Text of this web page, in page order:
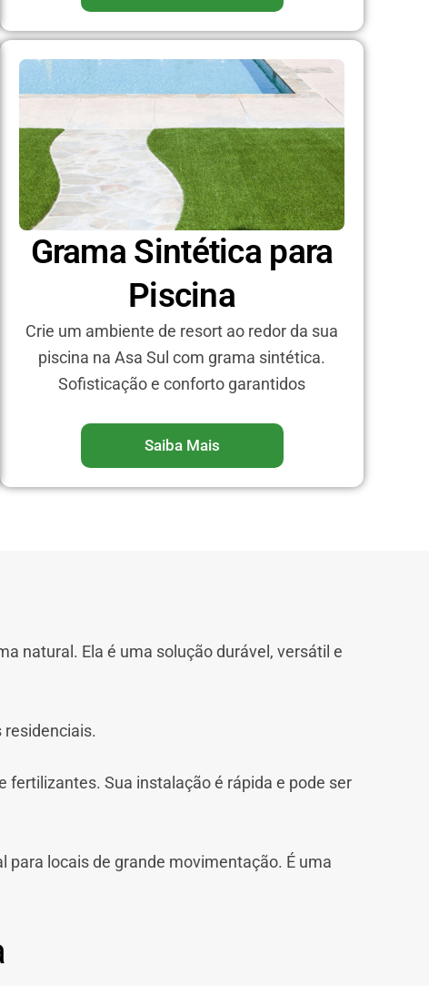
Grama Sintética para
Piscina
Crie um ambiente de resort ao redor da sua
piscina na Asa Sul com grama sintética.
Sofisticação e conforto garantidos
Saiba Mais
natural. Ela é uma solução durável, versátil e
fertilizantes. Sua instalação é rápida e pode ser
locais de grande movimentação. É uma